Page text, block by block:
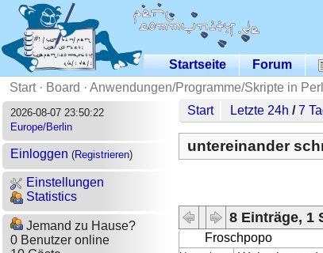
Startseite Forum
Start· Board · Anwendungen/Programme/Skripte in Perl
2026-08-07 23:50:22
Europe/Berlin
Einloggen (Registrieren)
Einstellungen
Statistics
Jemand zu Hause?
0 Benutzer online
Start Letzte 24h /7
untereinander
8 Einträge, 1
Froschpopo